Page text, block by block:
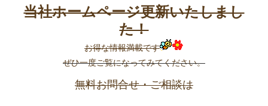
当社ホームページ更新いたしまし
た！
お得な情報満載です
ぜひ一度ご覧になってみてください。
無料お問合せ・ご相談は